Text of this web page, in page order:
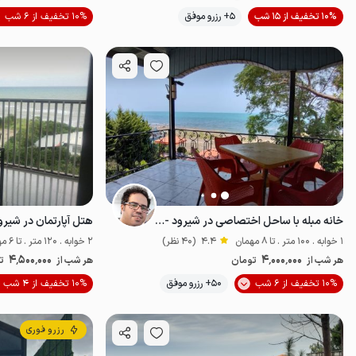
10% تخفیف از 15 شب
5+ رزرو موفق اقتصادی
10% تخفیف از 6 شب
خانه مبله با ساحل اختصاصی در شیرود - ط ۲
1 خوابه . 100 متر . تا 8 مهمان 4.4 (40 نظر)
هر شب از 4٬000٬000 تومان
10% تخفیف از 6 شب
50+ رزرو موفق خوش منظره
هتل آپارتمان در شیرود - ۶
2 خوابه . 120 متر . تا 6 مهمان
هر شب از 4٬500٬000
10% تخفیف از 4 شب
رزرو فوری